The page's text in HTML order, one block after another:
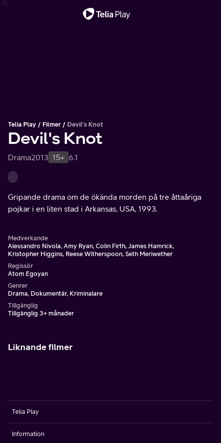
Telia Play Filmer Devil's Knot
Devil's Knot
Drama2013 15+ 6.1
Gripande drama om de ökända morden på tre åttaåriga
pojkar i en liten stad i Arkansas, USA, 1993.
Medverkande
Alessandro Nivola, Amy Ryan, Colin Firth, James Hamrick,
Kristopher Higgins, Reese Witherspoon, Seth Meriwether
Regissör
Atom Egoyan
Genrer
Drama, Dokumentär, Kriminalare
Tillgänglig
Tillgänglig 3+ månader
Liknande filmer
Telia Play
Information